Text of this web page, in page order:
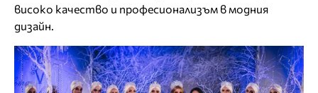
високо качество и професионализъм в модния
дизайн.